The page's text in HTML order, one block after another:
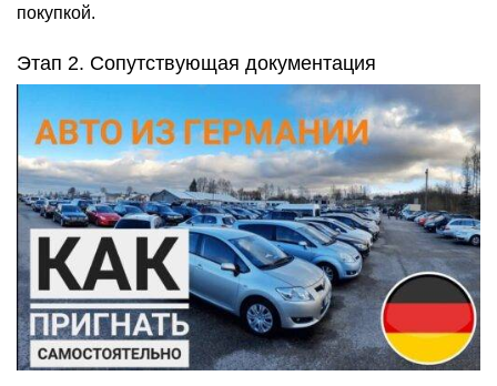
покупкой.
Этап 2. Сопутствующая документация